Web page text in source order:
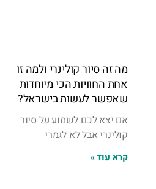
מה זה סיור קולינרי ולמה זו
אחת החוויות הכי מיוחדות
שאפשר לעשות בישראל?
אם יצא לכם לשמוע על סיור
קולינרי אבל לא לגמרי
קרא עוד »